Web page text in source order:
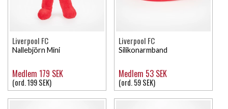
Liverpool FC
Nallebjörn Mini
Medlem 179 SEK
(ord. 199 SEK)
Liverpool FC
Silikonarmband
Medlem 53 SEK
(ord. 59 SEK)